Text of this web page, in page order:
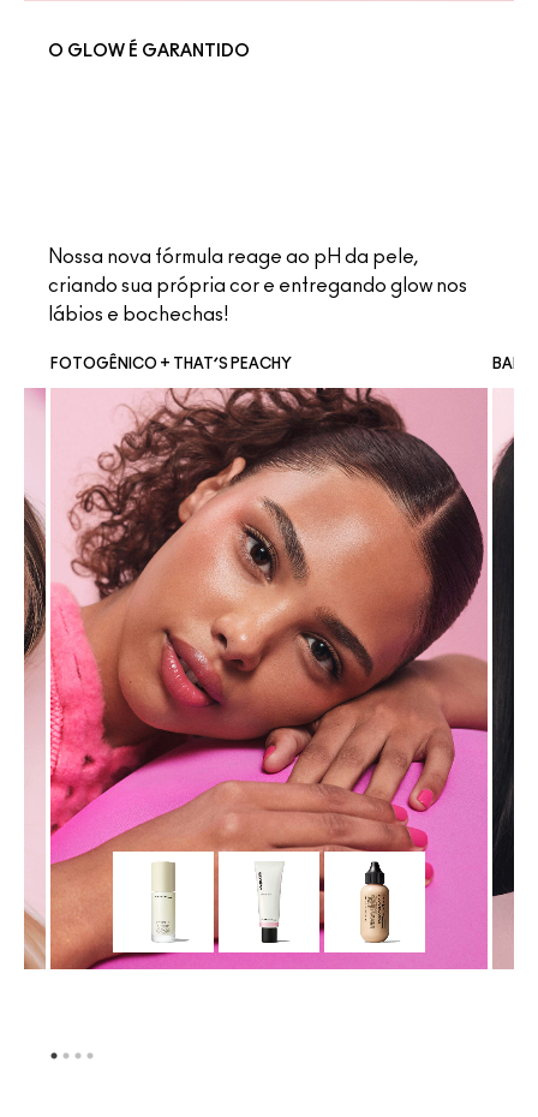
O GLOW É GARANTIDO
Nossa nova fórmula reage ao pH da pele,
criando sua própria cor e entregando glow nos
lábios e bochechas!
FOTOGÊNICO + THAT’S PEACHY